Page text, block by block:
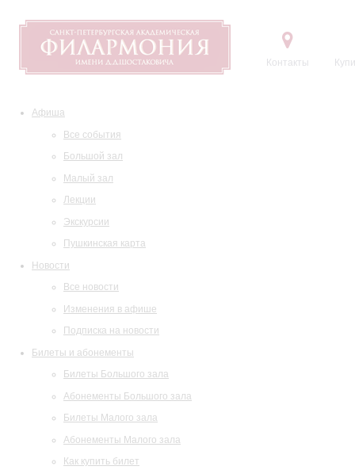
Контакты
Афиша
Все события
Большой зал
Малый зал
Лекции
Экскурсии
Пушкинская карта
Новости
Все новости
Изменения в афише
Подписка на новости
Билеты и абонементы
Билеты Большого зала
Абонементы Большого зала
Билеты Малого зала
Абонементы Малого зала
Как купить билет